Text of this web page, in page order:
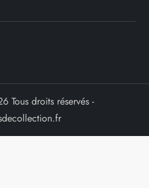
Tous droits réservés -